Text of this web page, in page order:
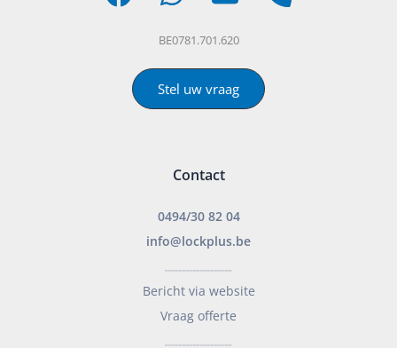
BE0781.701.620
Stel uw vraag
Contact
0494/30 82 04
info@lockplus.be
Bericht via website
Vraag offerte